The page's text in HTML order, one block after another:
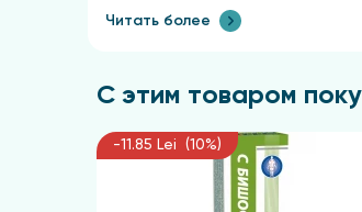
Хондроитин сульфат, глюко-
витанол, глицерин,микрокар
Читать более
С этим товаром
-11.85 Lei (10%)